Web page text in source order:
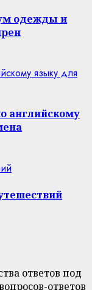
одежды и
языку для
английскому
ответов под
ответов